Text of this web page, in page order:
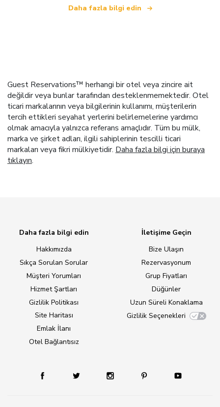
Daha fazla bilgi edin
Guest Reservations™ herhangi bir otel veya zincire ait
değildir veya bunlar tarafından desteklenmemektedir. Otel
ticari markalarının veya bilgilerinin kullanımı, müşterilerin
tercih ettikleri seyahat yerlerini belirlemelerine yardımcı
olmak amacıyla yalnızca referans amaçlıdır. Tüm bu mülk,
marka ve şirket adları, ilgili sahiplerinin tescilli ticari
markaları veya fikri mülkiyetidir. Daha fazla bilgi için buraya
tıklayın.
Daha fazla bilgi edin
Hakkımızda
Sıkça Sorulan Sorular
Müşteri Yorumları
Hizmet Şartları
Gizlilik Politikası
Site Haritası
Emlak İlanı
Otel Bağlantısız
İletişime Geçin
Bize Ulaşın
Rezervasyonum
Grup Fiyatları
Düğünler
Uzun Süreli Konaklama
Gizlilik Seçenekleri